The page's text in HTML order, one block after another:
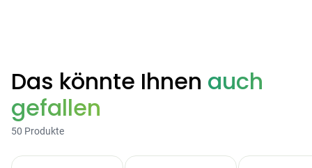
Testzentrum
Gesundheit
Das könnte Ihnen auch
gefallen
50 Produkte